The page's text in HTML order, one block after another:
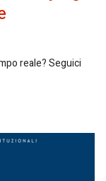
reale? Seguici